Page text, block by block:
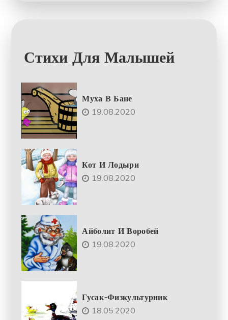
Стихи Для Малышей
Муха В Бане
19.08.2020
Кот И Лодыри
19.08.2020
Айболит И Воробей
19.08.2020
Гусак-Физкультурник
18.05.2020